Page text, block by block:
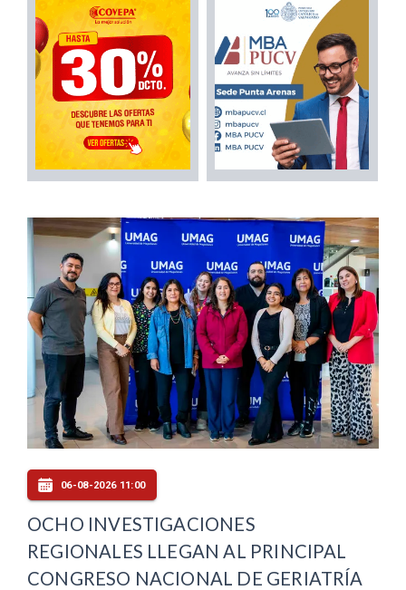
06-08-2026 11:00
OCHO INVESTIGACIONES
REGIONALES LLEGAN AL PRINCIPAL
CONGRESO NACIONAL DE GERIATRÍA